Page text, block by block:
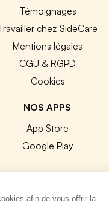
Témoignages
chez SideCare
Mentions légales
CGU & RGPD
Cookies
NOS APPS
App Store
Google Play
afin de vous offrir la